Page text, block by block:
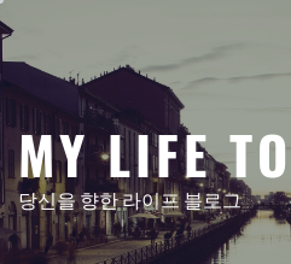
MY LIFE
당신을 향한 라이프 블로그